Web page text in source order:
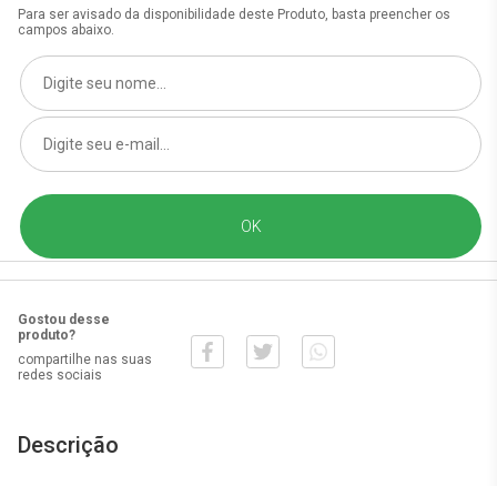
Para ser avisado da disponibilidade deste Produto, basta preencher os
campos abaixo.
Gostou desse
produto?
compartilhe nas suas
redes sociais
Descrição